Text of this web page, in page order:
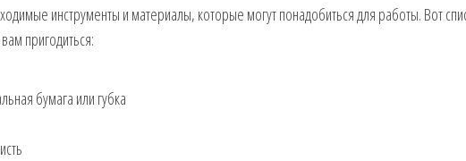
инструменты и материалы, которые могут понадобиться для работы. Вот
пригодиться:
бумага или губка